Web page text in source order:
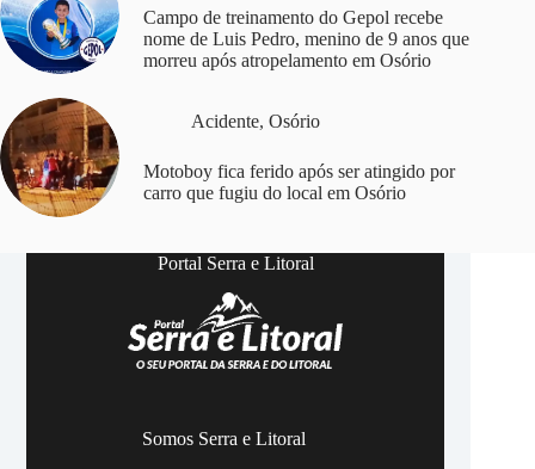
Campo de treinamento do Gepol recebe
nome de Luis Pedro, menino de 9 anos que
morreu após atropelamento em Osório
Acidente, Osório
Motoboy fica ferido após ser atingido por
carro que fugiu do local em Osório
Portal Serra e Litoral
Somos Serra e Litoral